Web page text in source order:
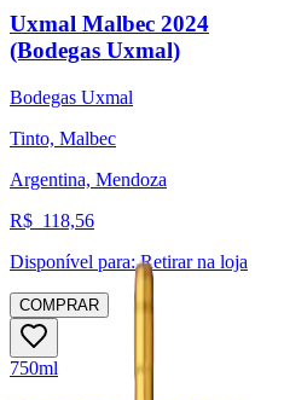
Uxmal Malbec 2024
(Bodegas Uxmal)
Bodegas Uxmal
Tinto, Malbec
Argentina, Mendoza
R$ 118,56
Disponível para: Retirar na loja
COMPRAR
750ml